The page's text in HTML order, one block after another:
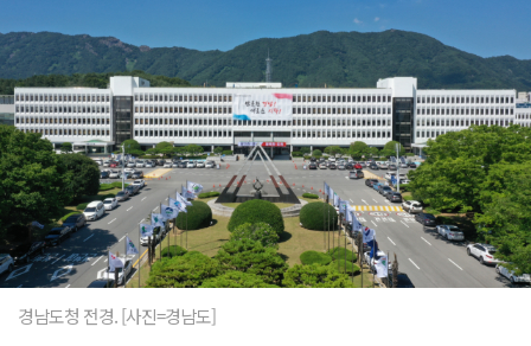
경남도청 전경. [사진=경남도]